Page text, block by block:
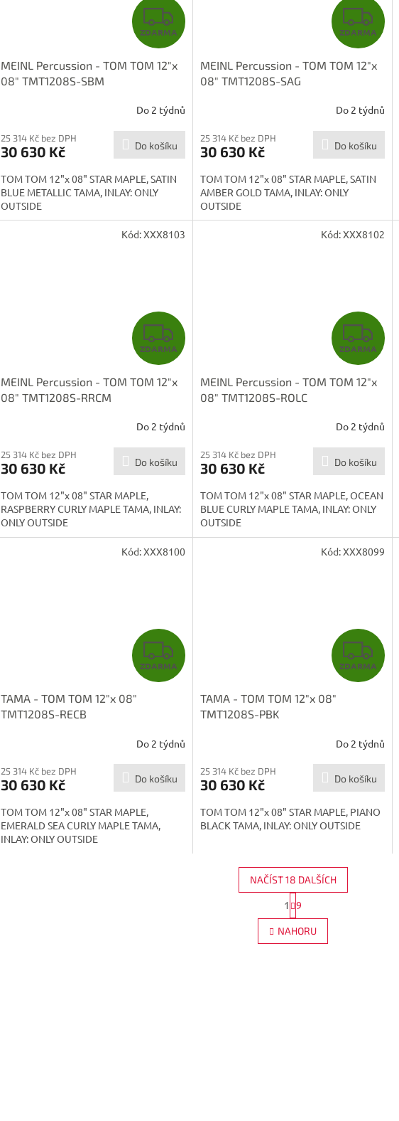
Z
D
A
R
M
A
ZDARMA
MEINL Percussion - TOM TOM 12"x
08" TMT1208S-SBM
Do 2 týdnů
25 314 Kč bez DPH
30 630 Kč Do košíku
TOM TOM 12"x 08" STAR MAPLE, SATIN
BLUE METALLIC TAMA, INLAY: ONLY
OUTSIDE
Z
D
A
R
M
A
ZDARMA
MEINL Percussion - TOM TOM 12"x
08" TMT1208S-SAG
Do 2 týdnů
25 314 Kč bez DPH
30 630 Kč Do košíku
TOM TOM 12"x 08" STAR MAPLE, SATIN
AMBER GOLD TAMA, INLAY: ONLY
OUTSIDE
Z
D
A
R
M
A
ZDARMA
MEINL Percussion - TOM TOM 12"x
08" TMT1208S-RRCM
Do 2 týdnů
25 314 Kč bez DPH
30 630 Kč Do košíku
TOM TOM 12"x 08" STAR MAPLE,
RASPBERRY CURLY MAPLE TAMA, INLAY:
ONLY OUTSIDE
Kód:XXX8103
Z
D
A
R
M
A
ZDARMA
MEINL Percussion - TOM TOM 12"x
08" TMT1208S-ROLC
Do 2 týdnů
25 314 Kč bez DPH
30 630 Kč Do košíku
TOM TOM 12"x 08" STAR MAPLE, OCEAN
BLUE CURLY MAPLE TAMA, INLAY: ONLY
OUTSIDE
Kód:XXX8102
Z
D
R
M
A
ZDARMA
TAMA - TOM TOM 12"x 08"
TMT1208S-RECB
Do 2 týdnů
25 314 Kč bez DPH
30 630 Kč Do košíku
TOM TOM 12"x 08" STAR MAPLE,
EMERALD SEA CURLY MAPLE TAMA,
INLAY: ONLY OUTSIDE
Kód:XXX8100
Z
D
R
M
A
ZDARMA
TAMA - TOM TOM 12"x 08"
TMT1208S-PBK
Do 2 týdnů
25 314 Kč bez DPH
30 630 Kč Do košíku
TOM TOM 12"x 08" STAR MAPLE, PIANO
BLACK TAMA, INLAY: ONLY OUTSIDE
Kód:XXX8099
O
v
l
NAČÍST 18 DALŠÍCH
S
t
r
á
n
1 9
NAHORU